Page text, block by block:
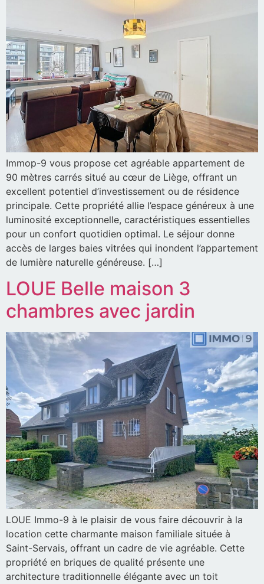
Immop-9 vous propose cet agréable appartement de
90 mètres carrés situé au cœur de Liège, offrant un
excellent potentiel d’investissement ou de résidence
principale. Cette propriété allie l’espace généreux à une
luminosité exceptionnelle, caractéristiques essentielles
pour un confort quotidien optimal. Le séjour donne
accès de larges baies vitrées qui inondent l’appartement
de lumière naturelle généreuse. […]
LOUE Belle maison 3
chambres avec jardin
LOUE Immo-9 à le plaisir de vous faire découvrir à la
location cette charmante maison familiale située à
Saint-Servais, offrant un cadre de vie agréable. Cette
propriété en briques de qualité présente une
architecture traditionnelle élégante avec un toit